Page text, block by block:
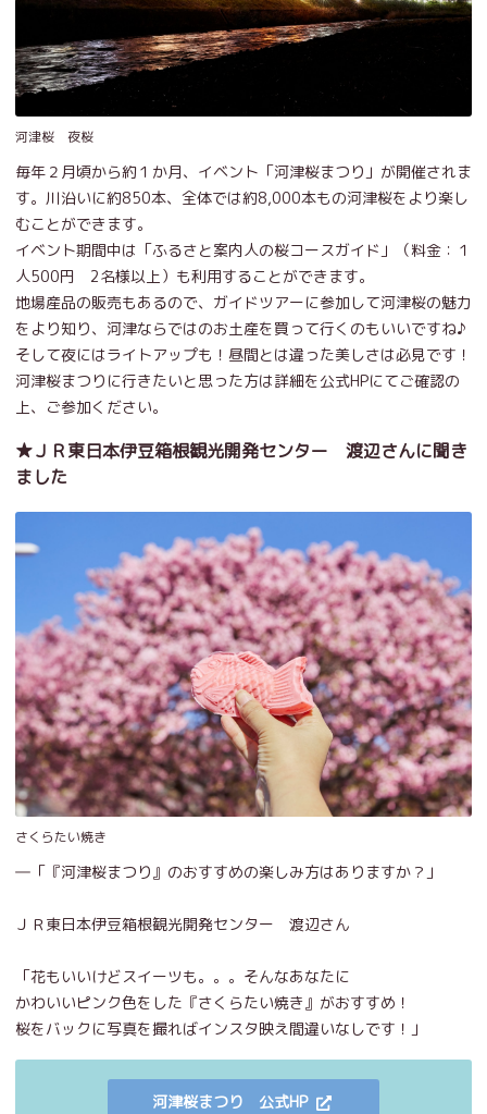
河津桜 夜桜
毎年２月頃から約１か月、イベント「河津桜まつり」が開催されま
す。川沿いに約850本、全体では約8,000本もの河津桜をより楽し
むことができます。
イベント期間中は「ふるさと案内人の桜コースガイド」（料金：１
人500円 2名様以上）も利用することができます。
地場産品の販売もあるので、ガイドツアーに参加して河津桜の魅力
をより知り、河津ならではのお土産を買って行くのもいいですね♪
そして夜にはライトアップも！昼間とは違った美しさは必見です！
河津桜まつりに行きたいと思った方は詳細を公式HPにてご確認の
上、ご参加ください。
★ＪＲ東日本伊豆箱根観光開発センター 渡辺さんに聞き
ました
さくらたい焼き
―「『河津桜まつり』のおすすめの楽しみ方はありますか？」
ＪＲ東日本伊豆箱根観光開発センター 渡辺さん
「花もいいけどスイーツも。。。そんなあなたに
かわいいピンク色をした『さくらたい焼き』がおすすめ！
桜をバックに写真を撮ればインスタ映え間違いなしです！」
河津桜まつり 公式HP